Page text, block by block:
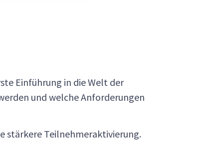
Einführung in die Welt der
und welche Anforderungen
stärkere Teilnehmeraktivierung.